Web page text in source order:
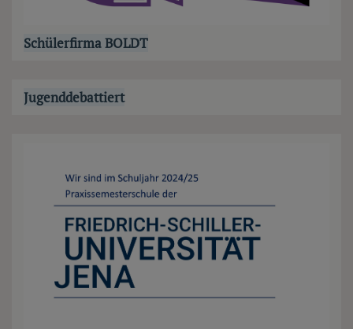
Schülerfirma BOLDT
Jugenddebattiert